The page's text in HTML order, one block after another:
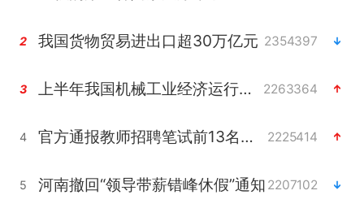
2 我国货物贸易进出口超30万亿元 2354397
3 上半年我国机械工业经济运行稳中有进 2263364
4 官方通报教师招聘笔试前13名被淘汰 2225414
5 河南撤回“领导带薪错峰休假”通知 2207102